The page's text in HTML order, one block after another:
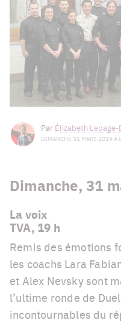
Par Élizabeth Lepage-
DIMANCHE 31 MARS 2019 À
Dimanche, 31
La voix
TVA, 19 h
Remis des émotions
les coachs Lara
et Alex Nevsky sont
l’ultime ronde de
incontournables du